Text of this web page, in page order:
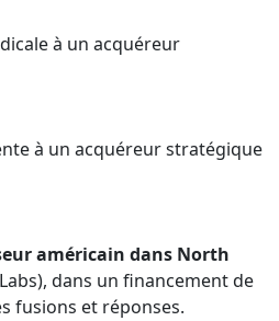
à un acquéreur
à un acquéreur stratégique
américain dans North
dans un financement de
fusions et réponses.